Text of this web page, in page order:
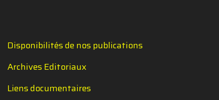
Disponibilités de nos publications
Archives Editoriaux
Liens documentaires